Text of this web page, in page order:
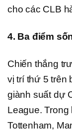
cho các CLB
4. Ba điểm
Chiến thắng
vị trí thứ 5 trên
giành suất dự
League.
Tottenham,